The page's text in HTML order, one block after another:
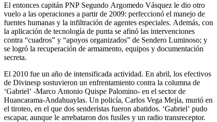
El entonces capitán PNP Segundo Argomedo Vásquez le dio otro
vuelo a las operaciones a partir de 2009: perfeccionó el manejo de
fuentes humanas y la infiltración de agentes especiales. Además, con
la aplicación de tecnología de punta se afinó las intervenciones
contra “cuadros” y “apoyos organizados” de Sendero Luminoso; y
se logró la recuperación de armamento, equipos y documentación
secreta.
El 2010 fue un año de intensificada actividad. En abril, los efectivos
de Divinesp sostuvieron un enfrentamiento contra la columna de
‘Gabriel’ -Marco Antonio Quispe Palomino- en el sector de
Huancarama-Andahuaylas. Un policía, Carlos Vega Mejía, murió en
el tiroteo, en el que dos senderistas fueron abatidos. ‘Gabriel’ pudo
escapar, aunque le arrebataron dos fusiles y un radio transreceptor.